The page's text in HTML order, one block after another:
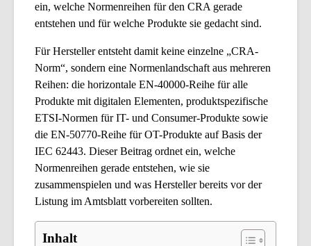
ein, welche Normenreihen für den CRA gerade
entstehen und für welche Produkte sie gedacht sind.
Für Hersteller entsteht damit keine einzelne „CRA-
Norm“, sondern eine Normenlandschaft aus mehreren
Reihen: die horizontale EN-40000-Reihe für alle
Produkte mit digitalen Elementen, produktspezifische
ETSI-Normen für IT- und Consumer-Produkte sowie
die EN-50770-Reihe für OT-Produkte auf Basis der
IEC 62443. Dieser Beitrag ordnet ein, welche
Normenreihen gerade entstehen, wie sie
zusammenspielen und was Hersteller bereits vor der
Listung im Amtsblatt vorbereiten sollten.
Inhalt